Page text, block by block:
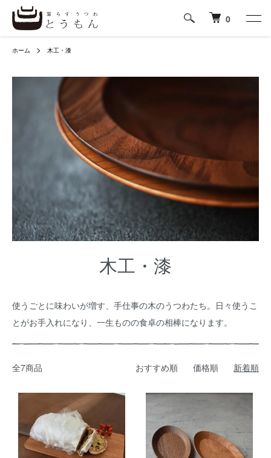
0
ホーム 木工・漆
木工・漆
使うごとに味わいが増す、手仕事の木のうつわたち。日々使うこ
とがお手入れになり、一生ものの食卓の相棒になります。
全7商品 おすすめ順 価格順 新着順